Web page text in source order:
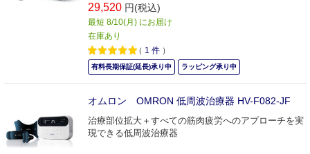
29,520 円(税込)
最短 8/10(月) にお届け
在庫あり
（ 1 件 ）
有料長期保証(延長)承り中 ラッピング承り中
オムロン OMRON 低周波治療器 HV-F082-JF
治療部位拡大＋すべての筋肉疲労へのアプローチを実
現できる低周波治療器